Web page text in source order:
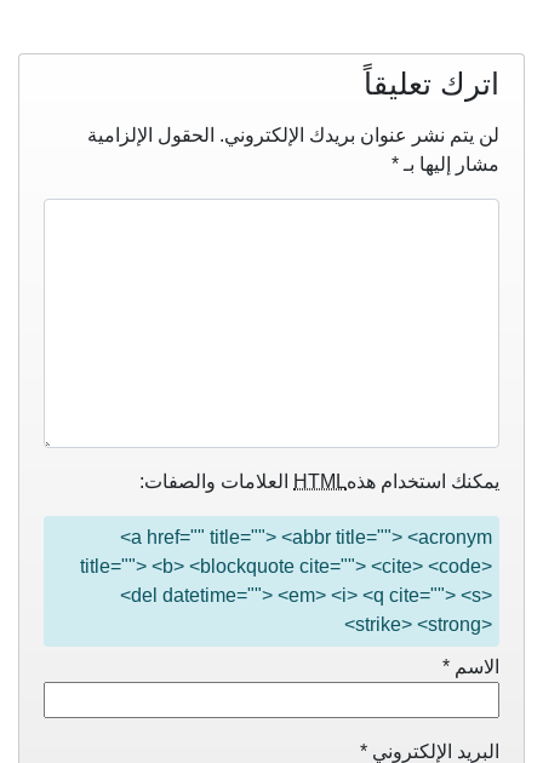
اترك تعليقاً
لن يتم نشر عنوان بريدك الإلكتروني. الحقول الإلزامية
مشار إليها بـ *
يمكنك استخدام هذهHTML العلامات والصفات:
<a href="" title=""> <abbr title=""> <acronym
title=""> <b> <blockquote cite=""> <cite> <code>
<del datetime=""> <em> <i> <q cite=""> <s>
<strike> <strong>
الاسم *
البريد الإلكتروني *